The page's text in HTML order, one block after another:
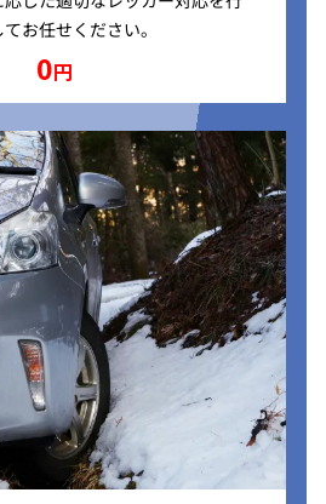
お任せください。
0円